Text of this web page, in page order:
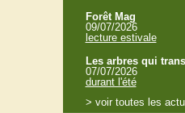
Forêt Mag
09/07/2026
lecture estivale
Les arbres qui
07/07/2026
durant l'été
> voir toutes les